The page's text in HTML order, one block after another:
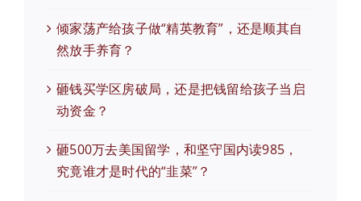
倾家荡产给孩子做“精英教育”，还是顺其自
然放手养育？
砸钱买学区房破局，还是把钱留给孩子当启
动资金？
砸500万去美国留学，和坚守国内读985，
究竟谁才是时代的“韭菜”？